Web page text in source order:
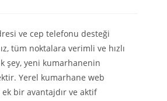
ve cep telefonu desteği
tüm noktalara verimli ve hızlı
şey, yeni kumarhanenin
Yerel kumarhane web
bir avantajdır ve aktif